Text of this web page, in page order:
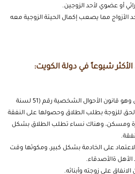
أو عضوي لأحد الزوجين.
مما يصعب إكمال الحيتة الزوجية معه
شيوعاً في دولة الكويت:
من أكثر أسباب الطلاق وهو قانون الأحوال الشخصية رقم (51 لسنة
الحق للزوجة بطلب الطلاق وحصولها على النفقة
ومسكن، وهناك نساء تطلب الطلاق بشكل
على الخادمة بشكل كبير، ومكوثها وقت
ةالأصدقاء.
على زوجته وأبنائه.